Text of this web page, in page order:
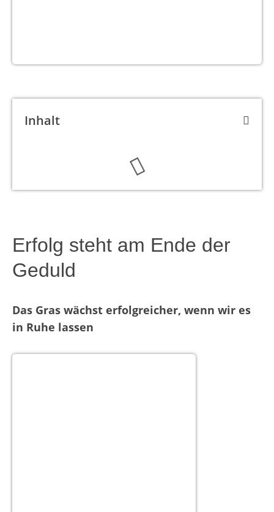
Inhalt
Erfolg steht am Ende der
Geduld
Das Gras wächst erfolgreicher, wenn wir es
in Ruhe lassen